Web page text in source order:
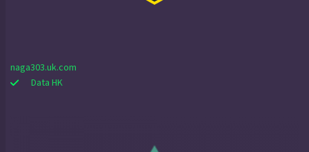
naga303.uk.com
Data HK